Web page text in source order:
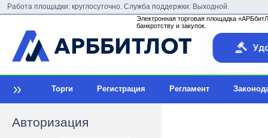
Работа площадки: круглосуточно. Служба поддержки: Выходной.
Электронная торговая площадка
банкротству и закупок.
Торги Регистрация Регламент
Авторизация